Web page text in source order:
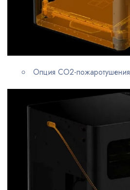
Опция CO2-пожаротушения